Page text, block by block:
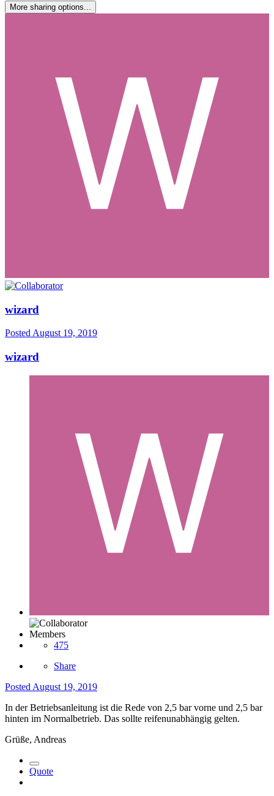
More sharing options...
wizard
Posted August 19, 2019
wizard
Members
475
Share
Posted August 19, 2019
In der Betriebsanleitung ist die Rede von 2,5 bar vorne und 2,5 bar
hinten im Normalbetrieb. Das sollte reifenunabhängig gelten.
Grüße, Andreas
Quote